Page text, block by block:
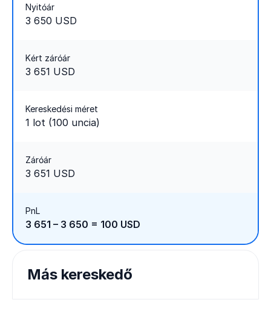
Nyitóár
3 650 USD
Kért záróár
3 651 USD
Kereskedési méret
1 lot (100 uncia)
Záróár
3 651 USD
PnL
3 651 – 3 650 = 100 USD
Más kereskedő